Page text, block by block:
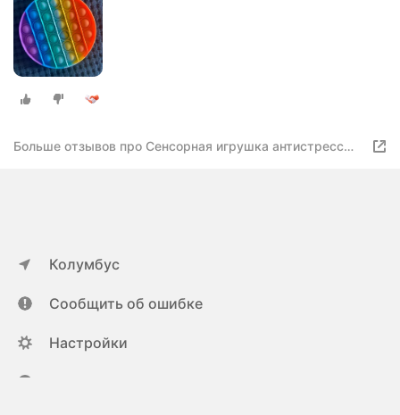
Больше отзывов про Сенсорная игрушка антистресс
Колумбус
Сообщить об ошибке
Настройки